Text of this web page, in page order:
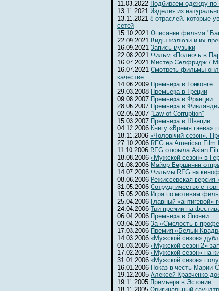
11.03.2022 Подбираем одежду по
13.11.2021 Изделия из
13.11.2021 8 отраслей, которые
сетей
15.10.2021 Описание фильма
22.09.2021 Виды жалюзи и их
16.09.2021 Запись музыки
22.08.2021 Фильм «Полночь в
16.07.2021 Мистер Селфридж /
16.07.2021 Смотреть фильмы
качестве
14.06.2009 Премьера в Гонконге
29.03.2008 Премьера в Греции
09.08.2007 Премьера в Франции
28.06.2007 Премьера в
02.05.2007 “Law of Corruption”
15.03.2007 Премьера в Швеции
04.12.2006 Книгу «Время гнева»
18.11.2006 «Чоловiчий сезон».
27.10.2006 RFG на American Film
11.10.2006 RFG открыла Asian
18.08.2006 «Мужской сезон» в
01.08.2006 Майор Вершинин
14.07.2006 Фильмы RFG на
08.06.2006 Режиссерская версия
31.05.2006 Сотрудничество с
15.05.2006 Игра по мотивам
25.04.2006 Главный «антигерой»
24.04.2006 Три премии на
06.04.2006 Премьера в Японии
03.04.2006 За «Смелость в
17.03.2006 Премия «Белый
14.03.2006 «Мужской сезон»
01.03.2006 «Мужской сезон-2»
17.02.2006 «Мужской сезон» на
31.01.2006 «Мужской сезон»
16.01.2006 Показ в честь Марии
19.12.2005 Алексей Кравченко
19.11.2005 Премьера в Эстонии
18.11.2005 Оригинальный